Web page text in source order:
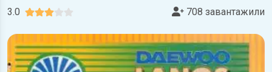
3.0 708 завантажили